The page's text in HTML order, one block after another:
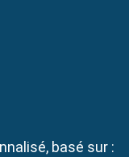
basé sur :